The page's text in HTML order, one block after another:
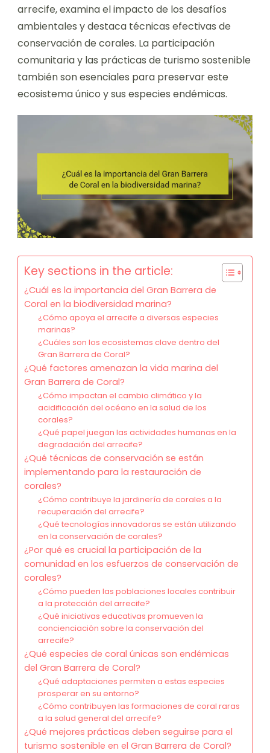
arrecife, examina el impacto de los desafíos
ambientales y destaca técnicas efectivas de
conservación de corales. La participación
comunitaria y las prácticas de turismo sostenible
también son esenciales para preservar este
ecosistema único y sus especies endémicas.
Key sections in the article:
¿Cuál es la importancia del Gran Barrera de
Coral en la biodiversidad marina?
¿Cómo apoya el arrecife a diversas especies
marinas?
¿Cuáles son los ecosistemas clave dentro del
Gran Barrera de Coral?
¿Qué factores amenazan la vida marina del
Gran Barrera de Coral?
¿Cómo impactan el cambio climático y la
acidificación del océano en la salud de los
corales?
¿Qué papel juegan las actividades humanas en la
degradación del arrecife?
¿Qué técnicas de conservación se están
implementando para la restauración de
corales?
¿Cómo contribuye la jardinería de corales a la
recuperación del arrecife?
¿Qué tecnologías innovadoras se están utilizando
en la conservación de corales?
¿Por qué es crucial la participación de la
comunidad en los esfuerzos de conservación de
corales?
¿Cómo pueden las poblaciones locales contribuir
a la protección del arrecife?
¿Qué iniciativas educativas promueven la
concienciación sobre la conservación del
arrecife?
¿Qué especies de coral únicas son endémicas
del Gran Barrera de Coral?
¿Qué adaptaciones permiten a estas especies
prosperar en su entorno?
¿Cómo contribuyen las formaciones de coral raras
a la salud general del arrecife?
¿Qué mejores prácticas deben seguirse para el
turismo sostenible en el Gran Barrera de Coral?